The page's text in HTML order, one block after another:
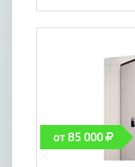
от 85 000